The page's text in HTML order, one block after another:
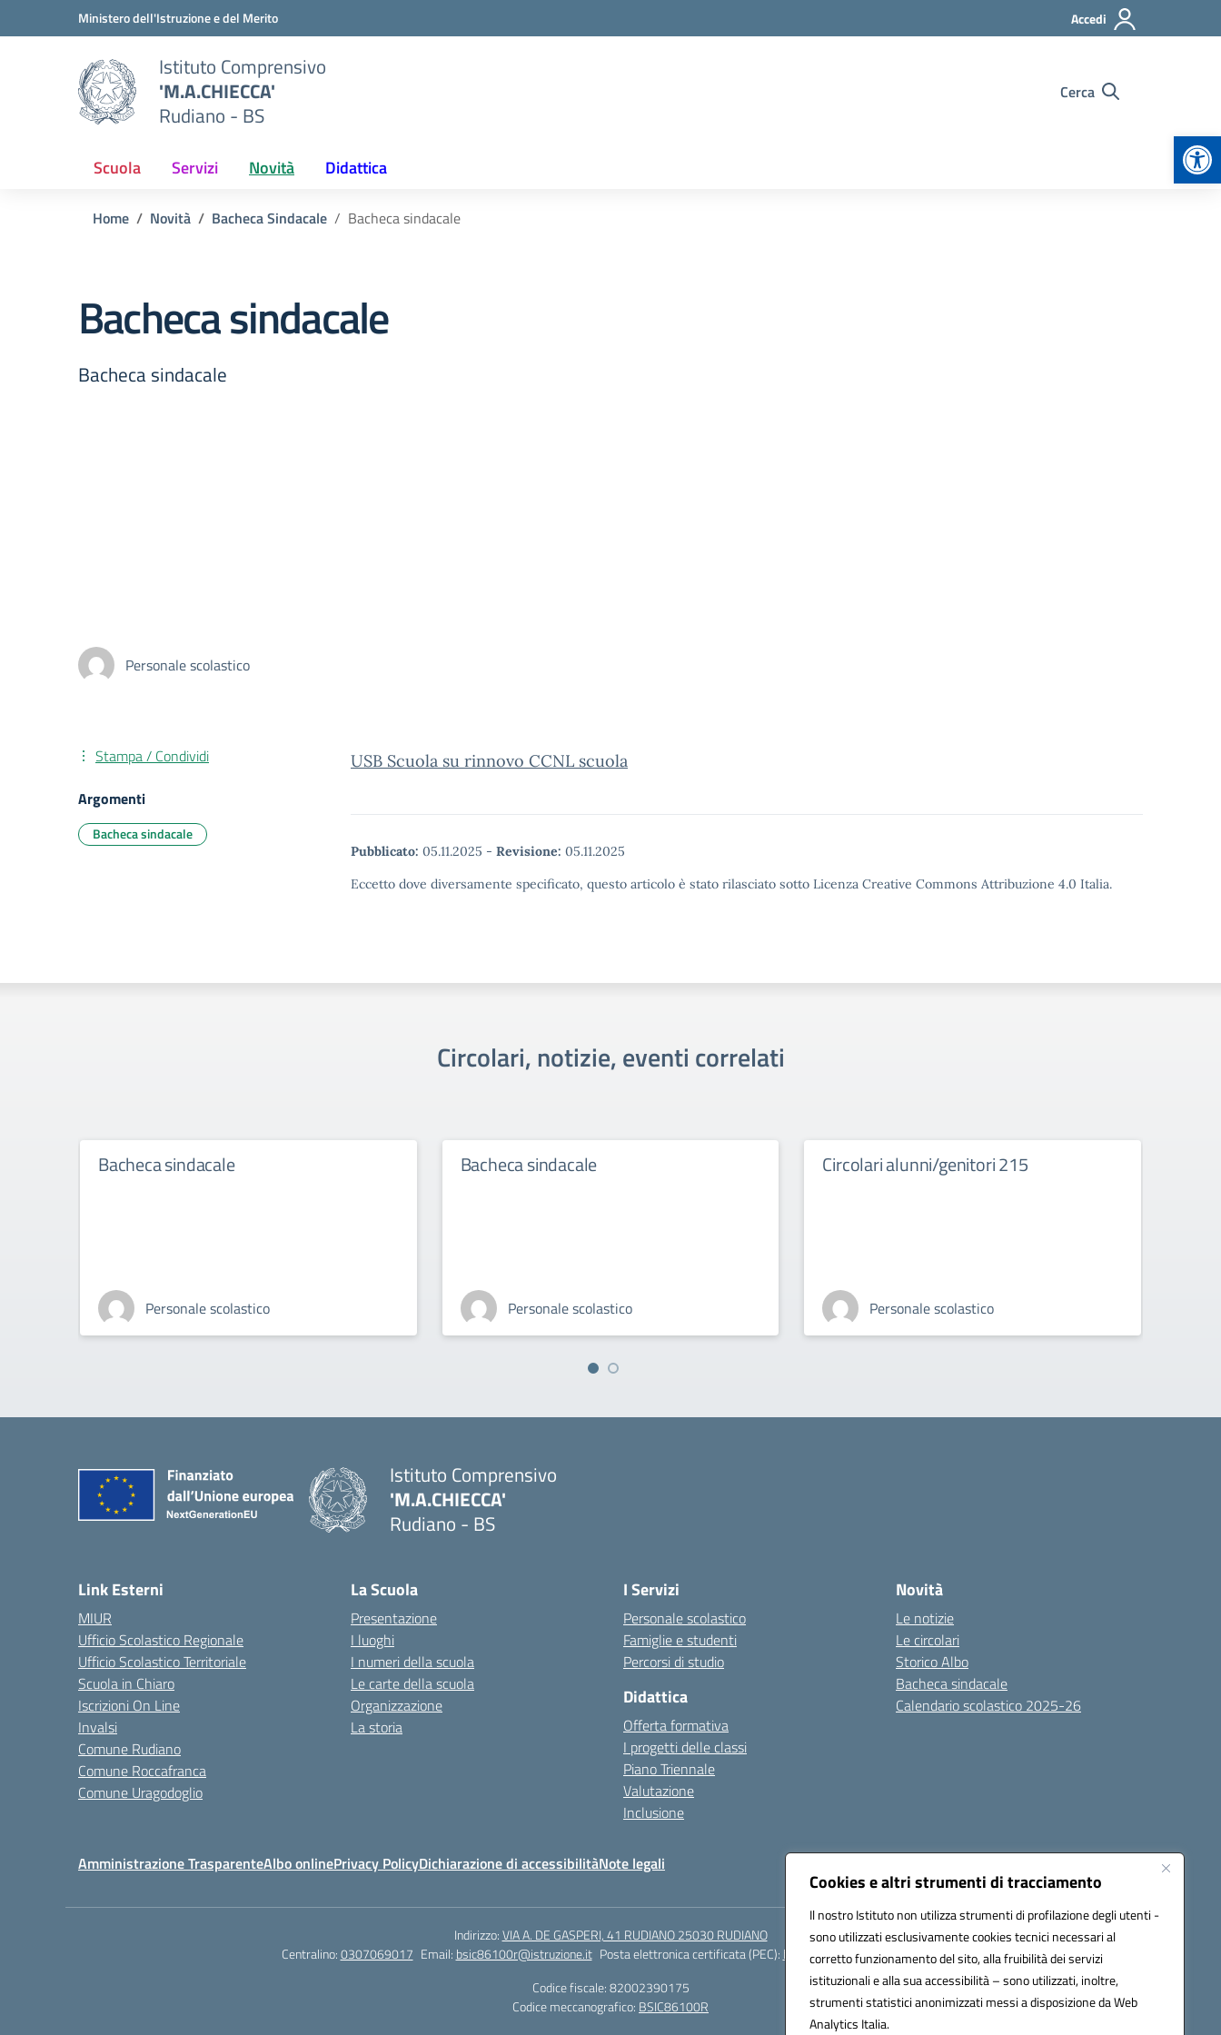
Cookies e altri strumenti di tracciamento
Il nostro Istituto non utilizza strumenti di profilazione degli utenti -
sono utilizzati esclusivamente cookies tecnici necessari al
corretto funzionamento del sito, alla fruibilità dei servizi
istituzionali e alla sua accessibilità – sono utilizzati, inoltre,
strumenti statistici anonimizzati messi a disposizione da Web
Analytics Italia.
Vai ai contenuti
Vai al menu di navigazioneMinistero dell'Istruzione e del Merito Accedi
Istituto Comprensivo
'M.A.CHIECCA'
Rudiano - BS
Cerca
Scuola Servizi Novità Didattica
Home Novità Bacheca Sindacale Bacheca sindacale
Bacheca sindacale
Bacheca sindacale
Personale scolastico
USB Scuola su rinnovo CCNL scuola
Pubblicato: 05.11.2025 - Revisione: 05.11.2025
Eccetto dove diversamente specificato, questo articolo è stato rilasciato sotto Licenza Creative Commons Attribuzione 4.0 Italia.
Stampa / Condividi
Argomenti
Bacheca sindacale
Circolari, notizie, eventi correlati
Bacheca sindacale
Personale scolastico
Bacheca sindacale
Personale scolastico
Circolari alunni/genitori 215
Personale scolastico
Istituto Comprensivo
'M.A.CHIECCA'
Rudiano - BS
Link Esterni
MIUR
Ufficio Scolastico Regionale
Ufficio Scolastico Territoriale
Scuola in Chiaro
Iscrizioni On Line
Invalsi
Comune Rudiano
Comune Roccafranca
Comune Uragodoglio
La Scuola
Presentazione
I luoghi
I numeri della scuola
Le carte della scuola
Organizzazione
La storia
I Servizi
Personale scolastico
Famiglie e studenti
Percorsi di studio
Didattica
Offerta formativa
I progetti delle classi
Piano Triennale
Valutazione
Inclusione
Novità
Le notizie
Le circolari
Storico Albo
Bacheca sindacale
Calendario scolastico 2025-26
Amministrazione TrasparenteAlbo onlinePrivacy PolicyDichiarazione di accessibilitàNote legali
Indirizzo:VIA A. DE GASPERI, 41 RUDIANO 25030 RUDIANO
Centralino:0307069017 Email: bsic86100r@istruzione.it Posta elettronica certificata (PEC): bsic86100r@pec.istruzione.it
Codice fiscale: 82002390175
Codice meccanografico: BSIC86100R